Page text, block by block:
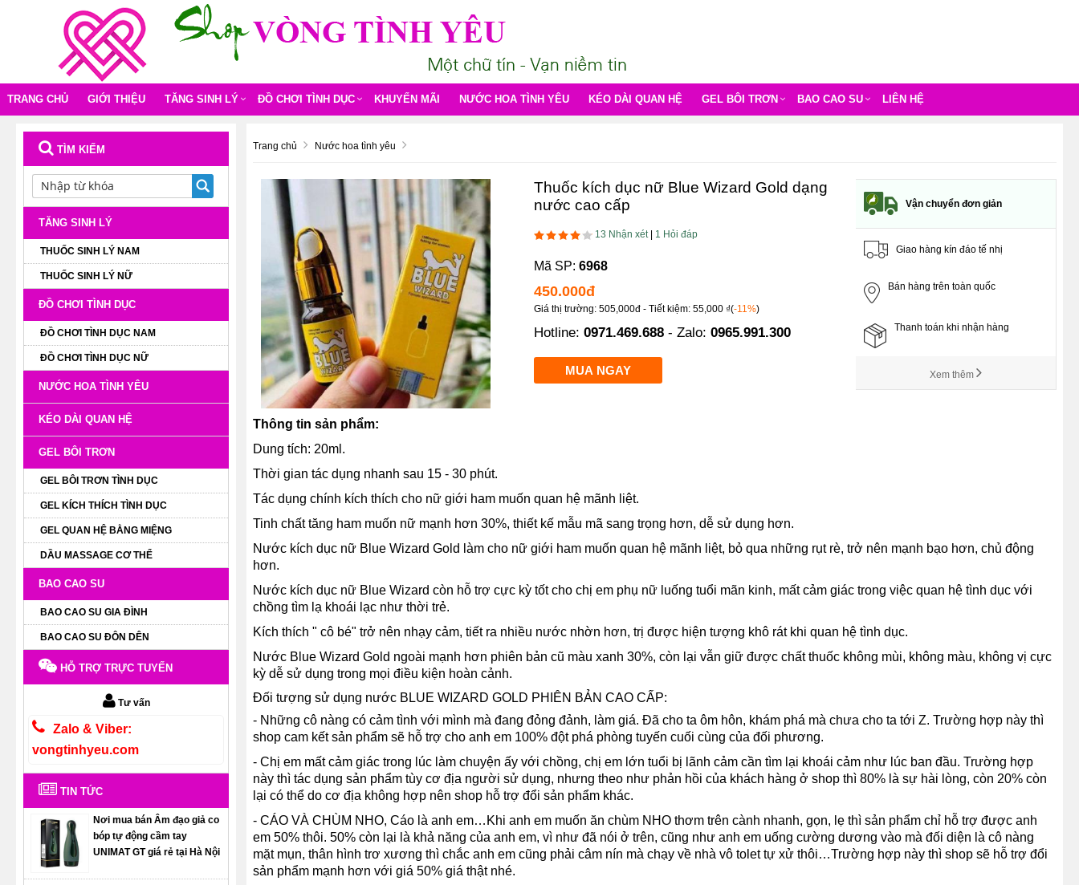
TRANG CHỦ GIỚI THIỆU TĂNG SINH LÝ ĐỒ CHƠI TÌNH DỤC KHUYẾN MÃI NƯỚC HOA TÌNH YÊU KÉO DÀI QUAN HỆ GEL BÔI TRƠN BAO CAO SU LIÊN HỆ
Trang chủ Nước hoa tình yêu
Thuốc kích dục nữ Blue Wizard Gold dạng
nước cao cấp
13 Nhận xét 1 Hỏi đáp
Mã SP:6968
450.000đ
Giá thị trường: 505,000đ - Tiết kiệm: 55,000 ₫(-11%)
Hotline:0971.469.688 - Zalo:0965.991.300
Vận chuyển đơn giản
Giao hàng kín đáo tế nhị
Bán hàng trên toàn quốc
Thanh toán khi nhận hàng
Xem thêm
Thông tin sản phẩm:
Dung tích: 20ml.
Thời gian tác dụng nhanh sau 15 - 30 phút.
Tác dụng chính kích thích cho nữ giới ham muốn quan hệ mãnh liệt.
Tinh chất tăng ham muốn nữ mạnh hơn 30%, thiết kế mẫu mã sang trọng hơn, dễ sử dụng hơn.
Nước kích dục nữ Blue Wizard Gold làm cho nữ giới ham muốn quan hệ mãnh liệt, bỏ qua những rụt rè, trở nên mạnh bạo hơn, chủ động
hơn.
Nước kích dục nữ Blue Wizard còn hỗ trợ cực kỳ tốt cho chị em phụ nữ luống tuổi mãn kinh, mất cảm giác trong việc quan hệ tình dục với
chồng tìm lạ khoái lạc như thời trẻ.
Kích thích " cô bé" trở nên nhạy cảm, tiết ra nhiều nước nhờn hơn, trị được hiện tượng khô rát khi quan hệ tình dục.
Nước Blue Wizard Gold ngoài mạnh hơn phiên bản cũ màu xanh 30%, còn lại vẫn giữ được chất thuốc không mùi, không màu, không vị cực
kỳ dễ sử dụng trong mọi điều kiện hoàn cảnh.
Đối tượng sử dụng nước BLUE WIZARD GOLD PHIÊN BẢN CAO CẤP:
- Những cô nàng có cảm tình với mình mà đang đỏng đảnh, làm giá. Đã cho ta ôm hôn, khám phá mà chưa cho ta tới Z. Trường hợp này thì
shop cam kết sản phẩm sẽ hỗ trợ cho anh em 100% đột phá phòng tuyến cuối cùng của đối phương.
- Chị em mất cảm giác trong lúc làm chuyện ấy với chồng, chị em lớn tuổi bị lãnh cảm cần tìm lại khoái cảm như lúc ban đầu. Trường hợp
này thì tác dụng sản phẩm tùy cơ địa người sử dụng, nhưng theo như phản hồi của khách hàng ở shop thì 80% là sự hài lòng, còn 20% còn
lại có thể do cơ địa không hợp nên shop hỗ trợ đổi sản phẩm khác.
- CÁO VÀ CHÙM NHO, Cáo là anh em…Khi anh em muốn ăn chùm NHO thơm trên cành nhanh, gọn, lẹ thì sản phẩm chỉ hỗ trợ được anh
em 50% thôi. 50% còn lại là khả năng của anh em, vì như đã nói ở trên, cũng như anh em uống cường dương vào mà đối diện là cô nàng
mặt mụn, thân hình trơ xương thì chắc anh em cũng phải câm nín mà chạy về nhà vô tolet tự xử thôi…Trường hợp này thì shop sẽ hỗ trợ đổi
sản phẩm mạnh hơn với giá 50% giá thật nhé.
TÌM KIẾM
TĂNG SINH LÝ
THUỐC SINH LÝ NAM
THUỐC SINH LÝ NỮ
ĐỒ CHƠI TÌNH DỤC
ĐỒ CHƠI TÌNH DỤC NAM
ĐỒ CHƠI TÌNH DỤC NỮ
NƯỚC HOA TÌNH YÊU
KÉO DÀI QUAN HỆ
GEL BÔI TRƠN
GEL BÔI TRƠN TÌNH DỤC
GEL KÍCH THÍCH TÌNH DỤC
GEL QUAN HỆ BẰNG MIỆNG
DẦU MASSAGE CƠ THỂ
BAO CAO SU
BAO CAO SU GIA ĐÌNH
BAO CAO SU ĐÔN DÊN
HỖ TRỢ TRỰC TUYẾN
Tư vấn
Zalo & Viber:
vongtinhyeu.com
TIN TỨC
Nơi mua bán Âm đạo giả co
bóp tự động cầm tay
UNIMAT GT giá rẻ tại Hà Nội